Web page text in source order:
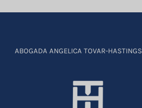
ABOGADA ANGELICA TOVAR-HASTINGS